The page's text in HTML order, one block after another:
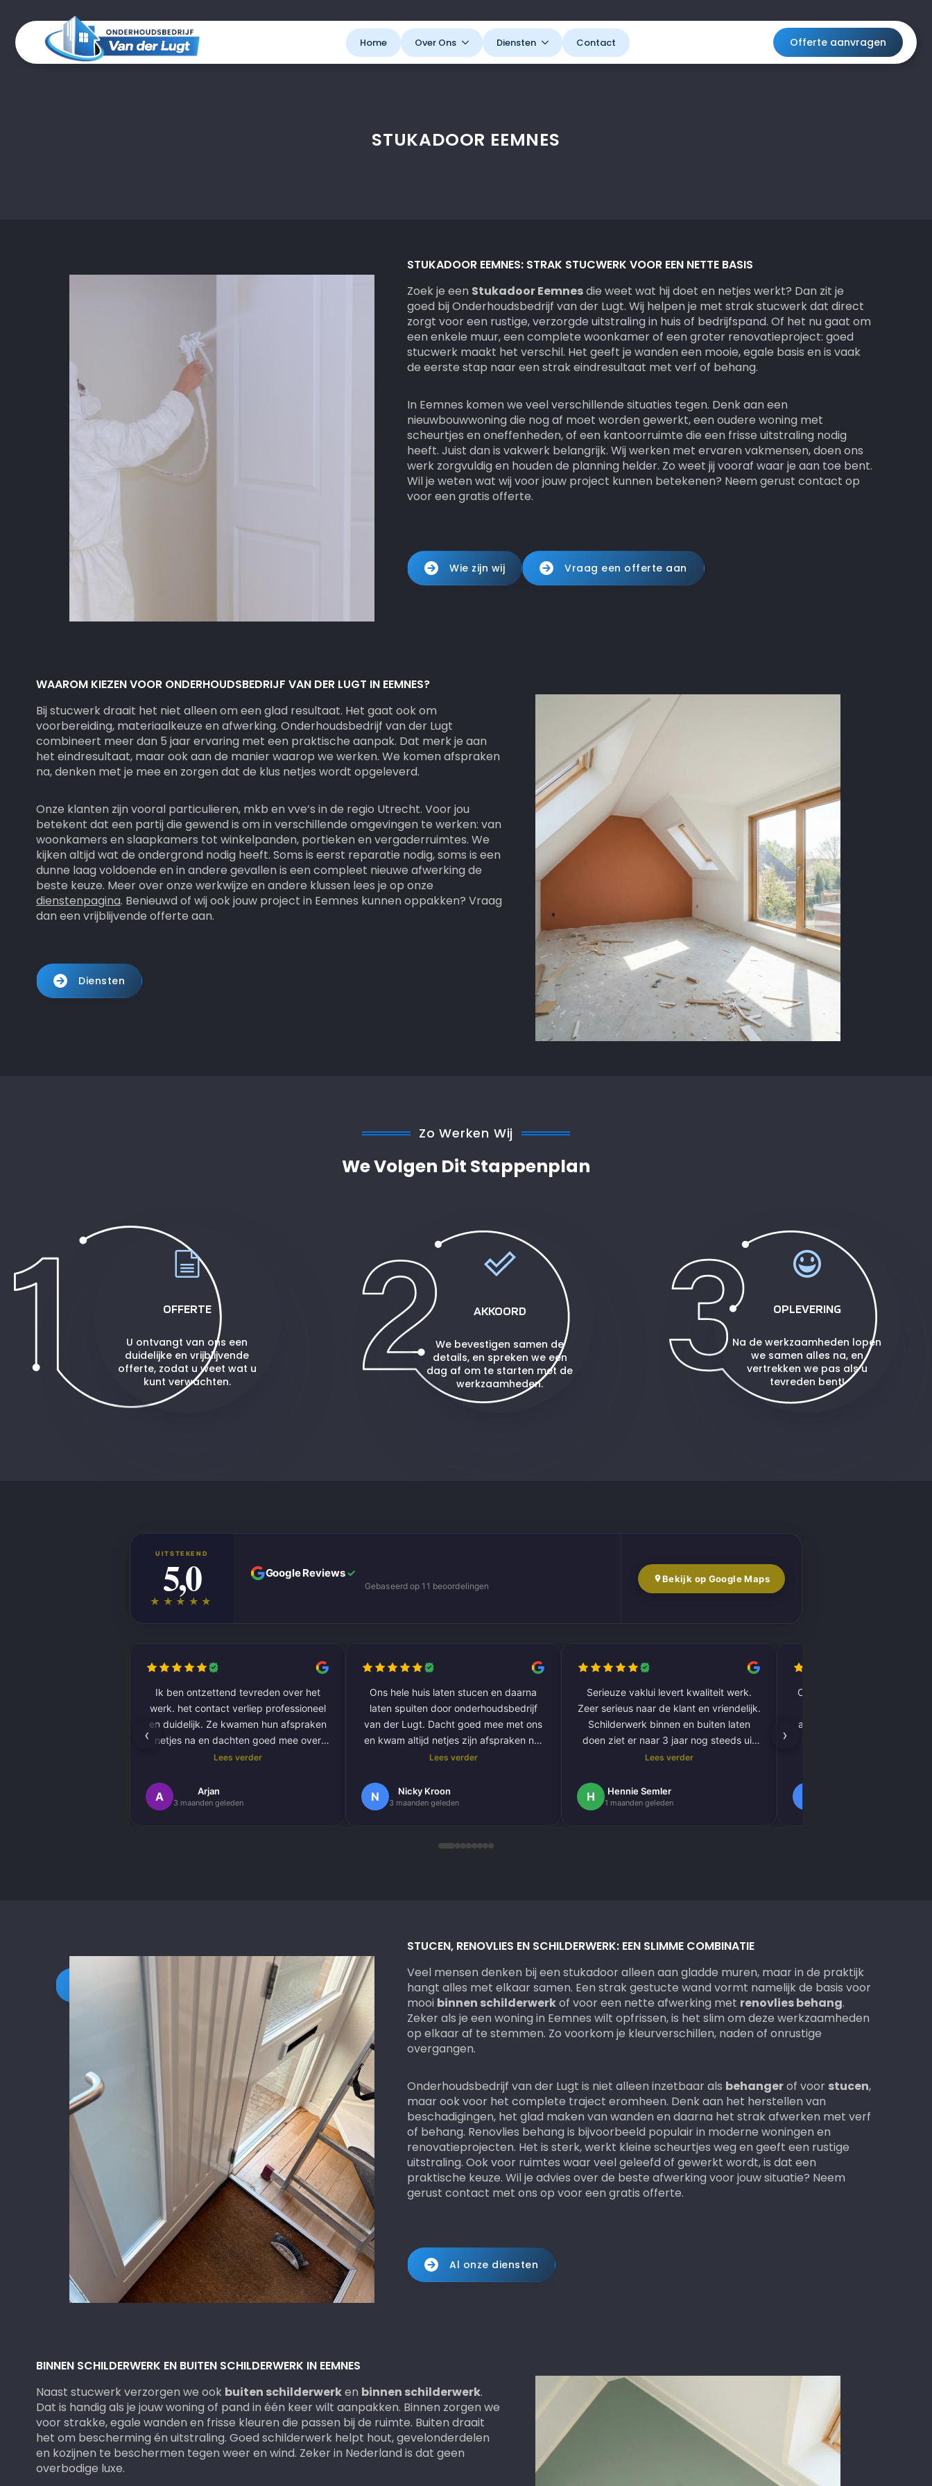
Home Over Ons Diensten Contact Offerte aanvragen
STUKADOOR EEMNES
STUKADOOR EEMNES: STRAK STUCWERK VOOR EEN NETTE BASIS
Zoek je een Stukadoor Eemnesdie weet wat hij doet en netjes werkt? Dan zit je
goed bij Onderhoudsbedrijf van der Lugt. Wij helpen je met strak stucwerk dat direct
zorgt voor een rustige, verzorgde uitstraling in huis of bedrijfspand. Of het nu gaat om
een enkele muur, een complete woonkamer of een groter renovatieproject: goed
stucwerk maakt het verschil. Het geeft je wanden een mooie, egale basis en is vaak
de eerste stap naar een strak eindresultaat met verf of behang.
In Eemnes komen we veel verschillende situaties tegen. Denk aan een
nieuwbouwwoning die nog af moet worden gewerkt, een oudere woning met
scheurtjes en oneffenheden, of een kantoorruimte die een frisse uitstraling nodig
heeft. Juist dan is vakwerk belangrijk. Wij werken met ervaren vakmensen, doen ons
werk zorgvuldig en houden de planning helder. Zo weet jij vooraf waar je aan toe bent.
Wil je weten wat wij voor jouw project kunnen betekenen? Neem gerust contact op
voor een gratis offerte.
Wie zijn wij Vraag een offerte aan
WAAROM KIEZEN VOOR ONDERHOUDSBEDRIJF VAN DER LUGT IN EEMNES?
Bij stucwerk draait het niet alleen om een glad resultaat. Het gaat ook om
voorbereiding, materiaalkeuze en afwerking. Onderhoudsbedrijf van der Lugt
combineert meer dan 5 jaar ervaring met een praktische aanpak. Dat merk je aan
het eindresultaat, maar ook aan de manier waarop we werken. We komen afspraken
na, denken met je mee en zorgen dat de klus netjes wordt opgeleverd.
Onze klanten zijn vooral particulieren, mkb en vve’s in de regio Utrecht. Voor jou
betekent dat een partij die gewend is om in verschillende omgevingen te werken: van
woonkamers en slaapkamers tot winkelpanden, portieken en vergaderruimtes. We
kijken altijd wat de ondergrond nodig heeft. Soms is eerst reparatie nodig, soms is een
dunne laag voldoende en in andere gevallen is een compleet nieuwe afwerking de
beste keuze. Meer over onze werkwijze en andere klussen lees je op onze
dienstenpagina. Benieuwd of wij ook jouw project in Eemnes kunnen oppakken? Vraag
dan een vrijblijvende offerte aan.
Diensten
Zo Werken Wij
We Volgen Dit Stappenplan
OFFERTE
U ontvangt van ons een
duidelijke en vrijblijvende
offerte, zodat u weet wat u
kunt verwachten.
AKKOORD
We bevestigen samen de
details, en spreken we een
dag af om te starten met de
werkzaamheden.
OPLEVERING
Na de werkzaamheden lopen
we samen alles na, en
vertrekken we pas als u
tevreden bent!
UITSTEKEND
5,0
★★★★★
Google Reviews✓
Gebaseerd op 11 beoordelingen
Bekijk op Google Maps
Ik ben ontzettend tevreden over het
werk. het contact verliep professioneel
en duidelijk. Ze kwamen hun afspraken
netjes na en dachten goed mee over
kleurkeuze en afwerking.
Het schilderwerk zelf is van hoge
kwaliteit uitgevoerd. Alles is strak
Lees verder
A Arjan
3 maanden geleden
Ons hele huis laten stucen en daarna
laten spuiten door onderhoudsbedrijf
van der Lugt. Dacht goed mee met ons
en kwam altijd netjes zijn afspraken na.
De volgende klus hebben we al gepland
Nogmaals bedankt.
Lees verder
N Nicky Kroon
3 maanden geleden
Serieuze vaklui levert kwaliteit werk.
Zeer serieus naar de klant en vriendelijk.
Schilderwerk binnen en buiten laten
doen ziet er naar 3 jaar nog steeds uit
als nieuw.
Lees verder
H Hennie Semler
1 maanden geleden
Complete woning laten
afgewerkt, inclusief tegels,
‹ ›
STUCEN, RENOVLIES EN SCHILDERWERK: EEN SLIMME COMBINATIE
Veel mensen denken bij een stukadoor alleen aan gladde muren, maar in de praktijk
hangt alles met elkaar samen. Een strak gestucte wand vormt namelijk de basis voor
mooi binnen schilderwerkof voor een nette afwerking met renovlies behang.
Zeker als je een woning in Eemnes wilt opfrissen, is het slim om deze werkzaamheden
op elkaar af te stemmen. Zo voorkom je kleurverschillen, naden of onrustige
overgangen.
Onderhoudsbedrijf van der Lugt is niet alleen inzetbaar als behangerof voor stucen,
maar ook voor het complete traject eromheen. Denk aan het herstellen van
beschadigingen, het glad maken van wanden en daarna het strak afwerken met verf
of behang. Renovlies behang is bijvoorbeeld populair in moderne woningen en
renovatieprojecten. Het is sterk, werkt kleine scheurtjes weg en geeft een rustige
uitstraling. Ook voor ruimtes waar veel geleefd of gewerkt wordt, is dat een
praktische keuze. Wil je advies over de beste afwerking voor jouw situatie? Neem
gerust contact met ons op voor een gratis offerte.
Al onze diensten
BINNEN SCHILDERWERK EN BUITEN SCHILDERWERK IN EEMNES
Naast stucwerk verzorgen we ook buiten schilderwerken binnen schilderwerk.
Dat is handig als je jouw woning of pand in één keer wilt aanpakken. Binnen zorgen we
voor strakke, egale wanden en frisse kleuren die passen bij de ruimte. Buiten draait
het om bescherming én uitstraling. Goed schilderwerk helpt hout, gevelonderdelen
en kozijnen te beschermen tegen weer en wind. Zeker in Nederland is dat geen
overbodige luxe.